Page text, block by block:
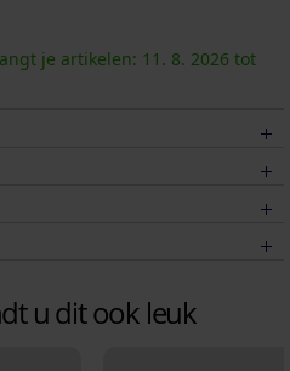
je artikelen: 11. 8. 2026 tot
u dit ook leuk